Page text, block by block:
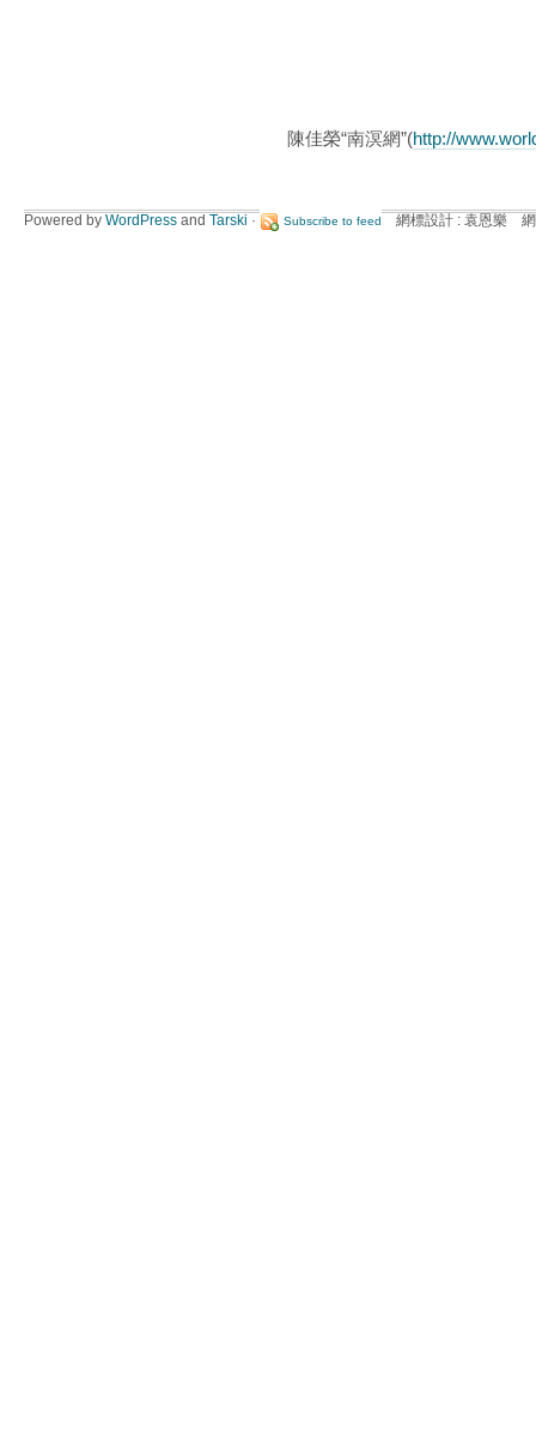
陳佳榮“南溟網”(http://
Powered by WordPress and Tarski · Subscribe to feed 網標設計 : 袁恩樂 網